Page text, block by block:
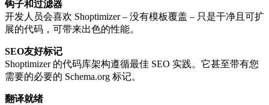
钩子和过滤器
开发人员会喜欢 Shoptimizer – 没有模板覆盖 – 只是干​​净且可扩
展的代码，可带来出色的性能。
SEO友好标记
Shoptimizer 的代码库架构遵循最佳 SEO 实践。它甚至带有您
需要的必要的 Schema.org 标记。
翻译就绪